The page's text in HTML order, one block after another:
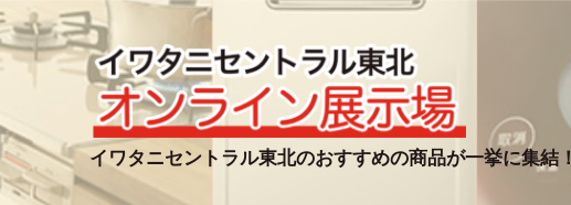
ナ
ビ
ゲ
ー
シ
ョ
ン
コ
ン
テ
ン
ツ
へ
ス
イワタニセントラル東北のおすすめの商品が一挙に集結！